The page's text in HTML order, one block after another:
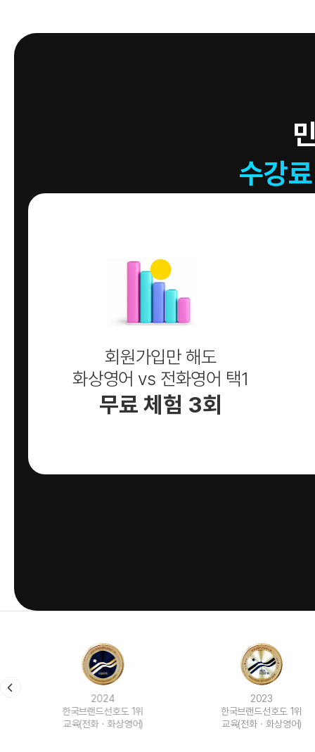
수강
회원가입만 해도
화상영어 vs 전화영어 택1
무료 체험 3회
한국브랜드선호도 1위
교육(전화ㆍ화상영어)
한국브랜드선호도 1위
교육(전화ㆍ화상영어)